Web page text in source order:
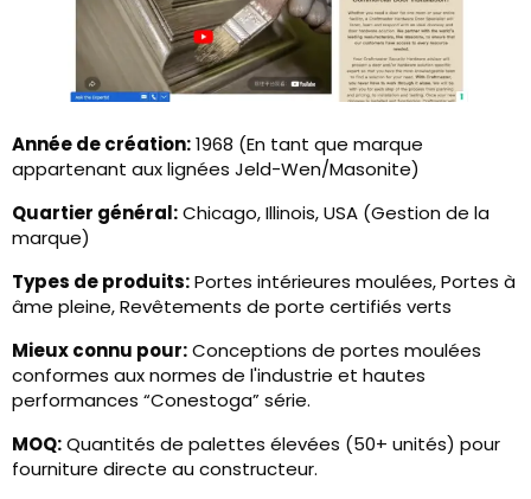
Année de création:1968 (En tant que marque
appartenant aux lignées Jeld-Wen/Masonite)
Quartier général:Chicago, Illinois, USA (Gestion de la
marque)
Types de produits:Portes intérieures moulées, Portes à
âme pleine, Revêtements de porte certifiés verts
Mieux connu pour:Conceptions de portes moulées
conformes aux normes de l'industrie et hautes
performances “Conestoga” série.
MOQ:Quantités de palettes élevées (50+ unités) pour
fourniture directe au constructeur.